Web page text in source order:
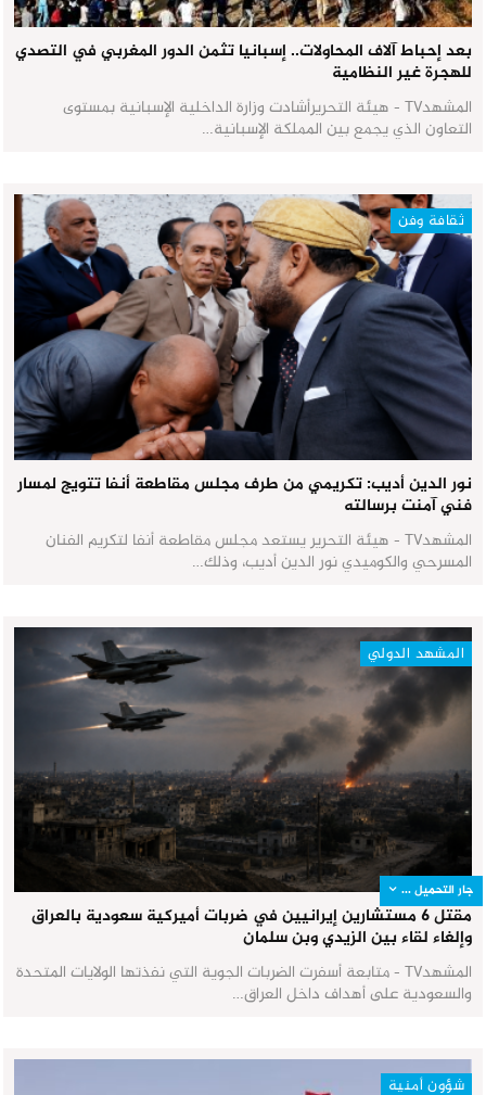
بعد إحباط آلاف المحاولات.. إسبانيا تثمن الدور المغربي في التصدي
للهجرة غير النظامية
المشهدTV - هيئة التحريرأشادت وزارة الداخلية الإسبانية بمستوى
التعاون الذي يجمع بين المملكة الإسبانية…
ثقافة وفن
نور الدين أديب: تكريمي من طرف مجلس مقاطعة أنفا تتويج لمسار
فني آمنت برسالته
المشهدTV - هيئة التحرير يستعد مجلس مقاطعة أنفا لتكريم الفنان
المسرحي والكوميدي نور الدين أديب، وذلك…
المشهد الدولي
مقتل 6 مستشارين إيرانيين في ضربات أميركية سعودية بالعراق
وإلغاء لقاء بين الزيدي وبن سلمان
المشهدTV - متابعة أسفرت الضربات الجوية التي نفذتها الولايات المتحدة
والسعودية على أهداف داخل العراق…
شؤون أمنية
جار التحميل ...